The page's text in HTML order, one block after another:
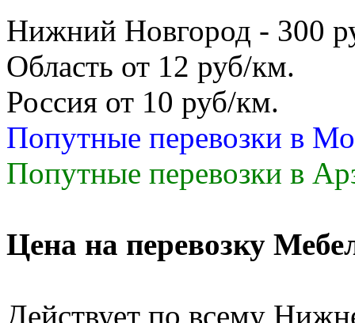
Нижний Новгород - 300
Область от 12 руб/км.
Россия от 10 руб/км.
Попутные перевозки в
Попутные перевозки в
Цена на перевозку
Действует по всему